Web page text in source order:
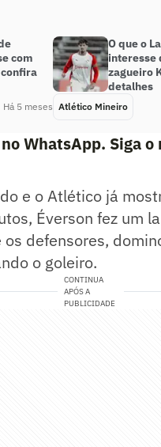
com
Há 5 meses
O que o
interesse
zagueiro
detalhes
Atlético Mineiro
WhatsApp. Siga
e o Atlético já
Éverson fez um
defensores,
o goleiro.
CONTINUA
APÓS A
PUBLICIDADE